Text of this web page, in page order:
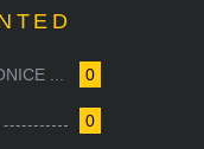
0
...
0